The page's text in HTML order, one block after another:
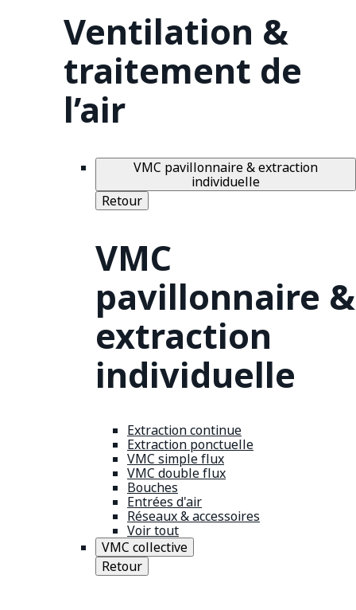
Ventilation &
traitement de
l’air
VMC pavillonnaire & extraction
individuelle
Retour
VMC
pavillonnaire &
extraction
individuelle
Extraction continue
Extraction ponctuelle
VMC simple flux
VMC double flux
Bouches
Entrées d'air
Réseaux & accessoires
Voir tout
VMC collective
Retour